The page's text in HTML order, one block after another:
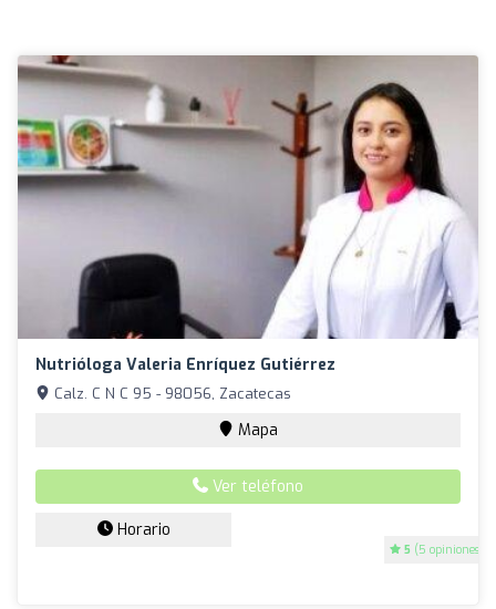
Nutrióloga Valeria Enríquez Gutiérrez
5 (5 opiniones)
Calz. C N C 95 - 98056, Zacatecas
Mapa
Ver teléfono
Horario